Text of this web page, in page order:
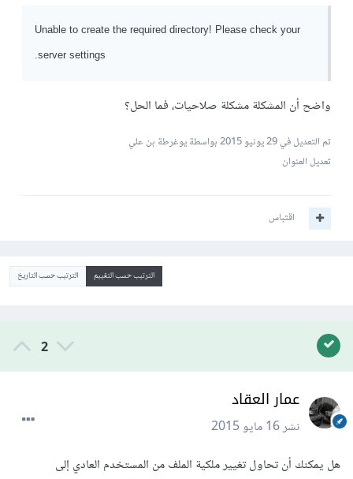
Unable to create the required directory! Please check your
server settings.
واضح أن المشكلة مشكلة صلاحيات، فما الحل؟
تم التعديل في29 يونيو 2015
بواسطة يوغرطة بن علي
تعديل العنوان
اقتباس
الترتيب حسب التقييم الترتيب حسب التاريخ
2
عمار العقاد
نشر16 مايو 2015
هل يمكنك أن تحاول تغيير ملكية الملف من المستخدم العادي إلى